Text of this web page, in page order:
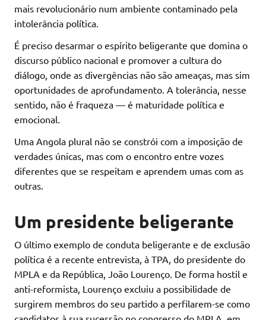
mais revolucionário num ambiente contaminado pela
intolerância política.
É preciso desarmar o espírito beligerante que domina o
discurso público nacional e promover a cultura do
diálogo, onde as divergências não são ameaças, mas sim
oportunidades de aprofundamento. A tolerância, nesse
sentido, não é fraqueza — é maturidade política e
emocional.
Uma Angola plural não se constrói com a imposição de
verdades únicas, mas com o encontro entre vozes
diferentes que se respeitam e aprendem umas com as
outras.
Um presidente beligerante
O último exemplo de conduta beligerante e de exclusão
política é a recente entrevista, à TPA, do presidente do
MPLA e da República, João Lourenço. De forma hostil e
anti-reformista, Lourenço excluiu a possibilidade de
surgirem membros do seu partido a perfilarem-se como